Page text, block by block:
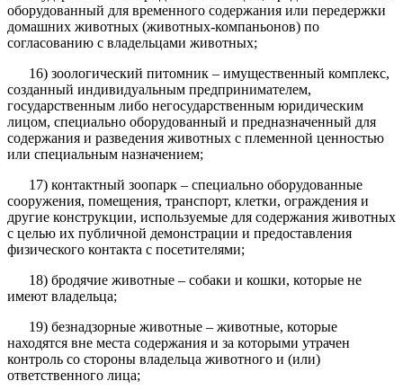
оборудованный для временного содержания или передержки
домашних животных (животных-компаньонов) по
согласованию с владельцами животных;
16) зоологический питомник – имущественный комплекс,
созданный индивидуальным предпринимателем,
государственным либо негосударственным юридическим
лицом, специально оборудованный и предназначенный для
содержания и разведения животных с племенной ценностью
или специальным назначением;
17) контактный зоопарк – специально оборудованные
сооружения, помещения, транспорт, клетки, ограждения и
другие конструкции, используемые для содержания животных
с целью их публичной демонстрации и предоставления
физического контакта с посетителями;
18) бродячие животные – собаки и кошки, которые не
имеют владельца;
19) безнадзорные животные – животные, которые
находятся вне места содержания и за которыми утрачен
контроль со стороны владельца животного и (или)
ответственного лица;